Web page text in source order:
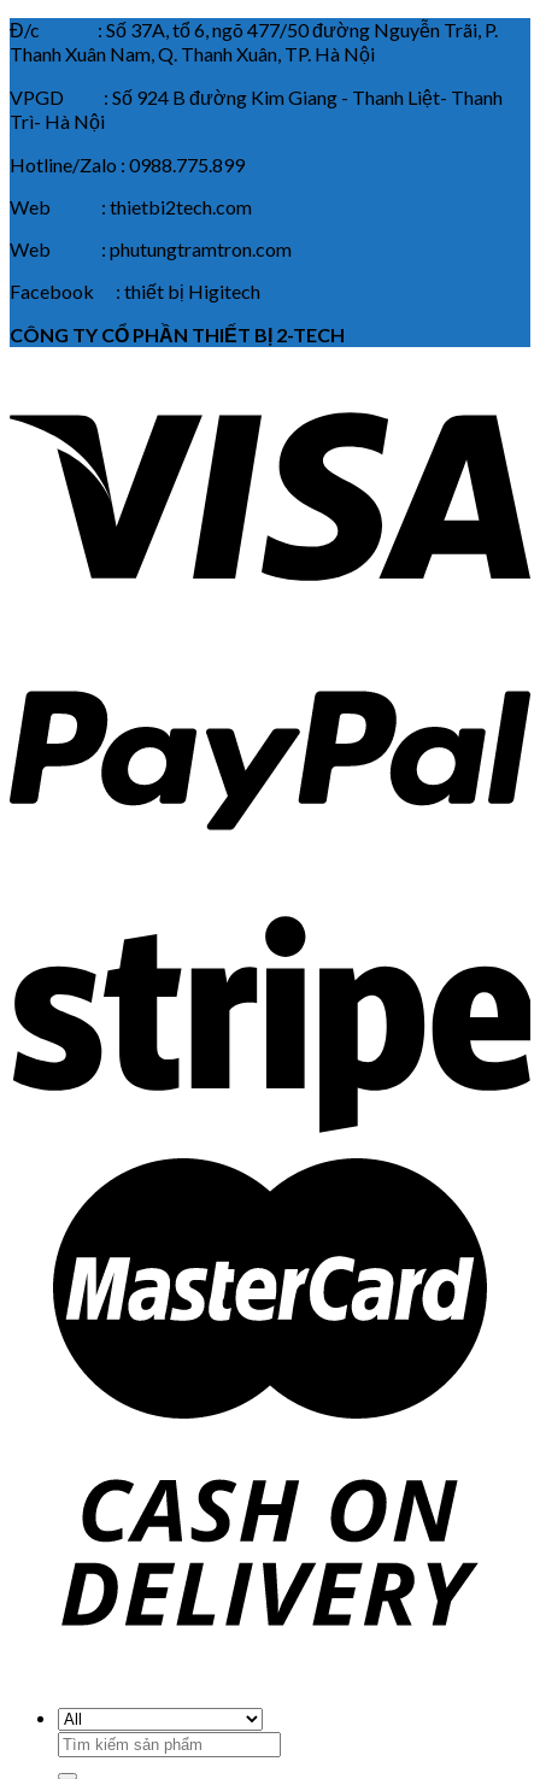
Đ/c : Số 37A, tổ 6, ngõ 477/50 đường Nguyễn Trãi, P.
Thanh Xuân Nam, Q. Thanh Xuân, TP. Hà Nội
VPGD : Số 924 B đường Kim Giang - Thanh Liệt- Thanh
Trì- Hà Nội
Hotline/Zalo : 0988.775.899
Web : thietbi2tech.com
Web : phutungtramtron.com
Facebook : thiết bị Higitech
CÔNG TY CỔ PHẦN THIẾT BỊ 2-TECH
Search
for: